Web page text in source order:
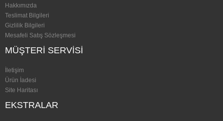
Hakkımızda
Teslimat Bilgileri
Gizlilik Bilgileri
Mesafeli Satış Sözleşmesi
MÜŞTERI SERVISI
İletişim
Ürün İadesi
Site Haritası
EKSTRALAR